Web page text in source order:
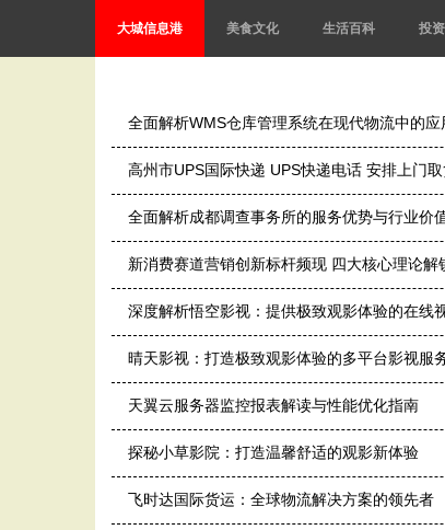
大城信息港 美食文化 生活百科 投
全面解析WMS仓库管理系统在现代物流中的应
高州市UPS国际快递 UPS快递电话 安排上门
全面解析成都调查事务所的服务优势与行业价
新消费赛道营销创新标杆频现 四大核心理论
深度解析悟空影视：提供极致观影体验的在线
晴天影视：打造极致观影体验的多平台影视服
天翼云服务器监控报表解读与性能优化指南
探秘小草影院：打造温馨舒适的观影新体验
飞时达国际货运：全球物流解决方案的领先者